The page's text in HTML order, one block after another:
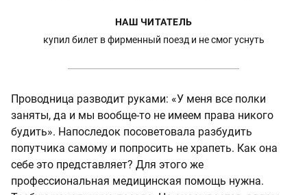
НАШ ЧИТАТЕЛЬ
купил билет в фирменный поезд и не смог уснуть
Проводница разводит руками: «У меня все полки
заняты, да и мы вообще-то не имеем права никого
будить». Напоследок посоветовала разбудить
попутчика самому и попросить не храпеть. Как она
себе это представляет? Для этого же
профессиональная медицинская помощь нужна.